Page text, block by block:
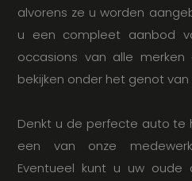
alvorens ze u worden
u een compleet aanbod
occasions van alle
bekijken onder het genot
Denkt u de perfecte auto te
een van onze
Eventueel kunt u uw oude